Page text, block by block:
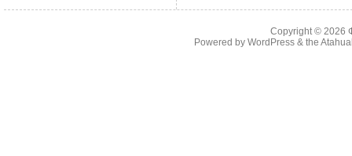
Copyright © 2026
Powered by WordPress& the